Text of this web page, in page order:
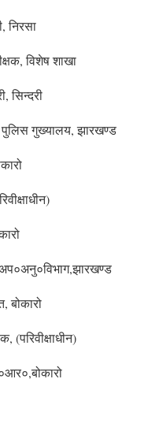
निरसा
विशेष शाखा
सिन्दरी
पुलिस गुख्यालय, झारखण्ड
बोकारो
(परिवीक्षाधीन)